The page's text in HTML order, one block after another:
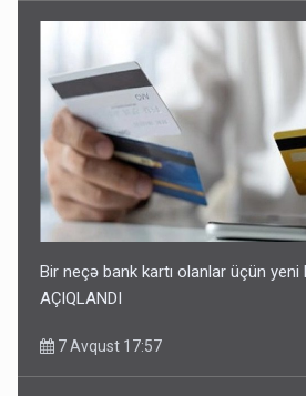
Bir neçə bank kartı olanlar üçün yeni
AÇIQLANDI
7 Avqust 17:57